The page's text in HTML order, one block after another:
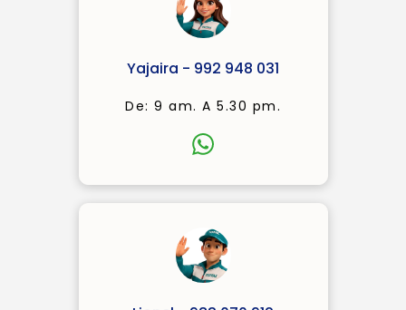
Yajaira - 992 948 031
De: 9 am. A 5.30 pm.